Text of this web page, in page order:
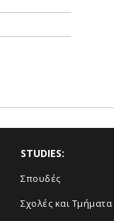
STUDIES:
Σπουδές
Σχολές και Τμήματα